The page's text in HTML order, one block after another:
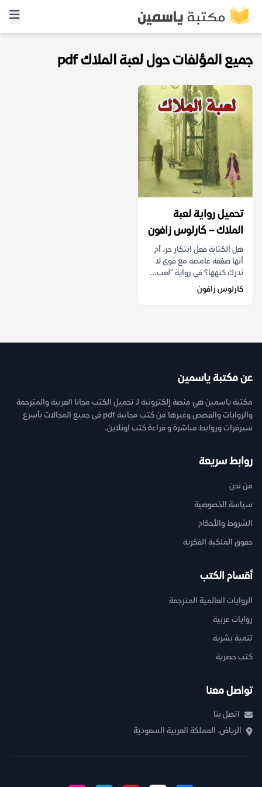
جميع المؤلفات حول لعبة الملاك pdf
تحميل رواية لعبة
الملاك – كارلوس زافون
هل الكتابة فعل ابتكار حر، أم
أنها صفقة غامضة مع قوى لا
ندرك كنهها؟ في رواية "لعب...
كارلوس زافون
عن مكتبة ياسمين
مكتبة ياسمين هي منصة إلكترونية لـ تحميل الكتب مجانا العربية والمترجمة
والروايات والقصص وغيرها من كتب مجانية pdf فى جميع المجالات بأسرع
سيرفرات وروابط مباشرة و قراءة كتب اونلاين.
روابط سريعة
من نحن
سياسة الخصوصية
الشروط والأحكام
حقوق الملكية الفكرية
أقسام الكتب
الروايات العالمية المترجمة
روايات عربية
تنمية بشرية
كتب حصرية
تواصل معنا
اتصل بنا
الرياض، المملكة العربية السعودية